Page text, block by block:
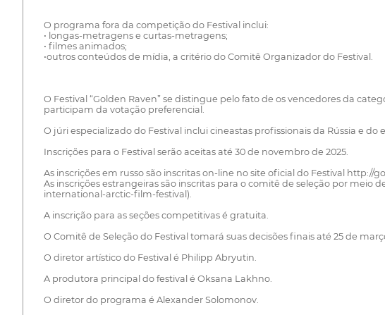
O programa fora da competição do Festival inclui:
• longas-metragens e curtas-metragens;
• filmes animados;
•outros conteúdos de mídia, a critério do Comitê Organizador do Festival.
O Festival “Golden Raven” se distingue pelo fato de os vencedores da
participam da votação preferencial.
O júri especializado do Festival inclui cineastas profissionais da Rússia e do
Inscrições para o Festival serão aceitas até 30 de novembro de 2025.
As inscrições em russo são inscritas on-line no site oficial do Festival
As inscrições estrangeiras são inscritas para o comitê de seleção por
international-arctic-film-festival).
A inscrição para as seções competitivas é gratuita.
O Comitê de Seleção do Festival tomará suas decisões finais até 25 de
O diretor artístico do Festival é Philipp Abryutin.
A produtora principal do festival é Oksana Lakhno.
O diretor do programa é Alexander Solomonov.